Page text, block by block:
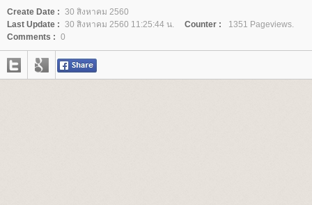
Create Date : 30 สิงหาคม 2560
Last Update : 30 สิงหาคม 2560 11:25:44 น. Counter :
1351 Pageviews.
Comments : 0